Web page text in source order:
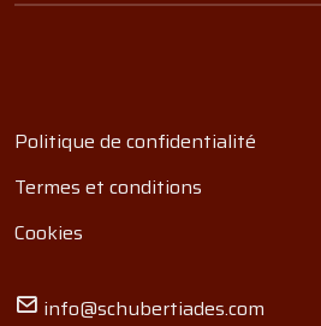
Politique de confidentialité
Termes et conditions
Cookies
info@schubertiades.com